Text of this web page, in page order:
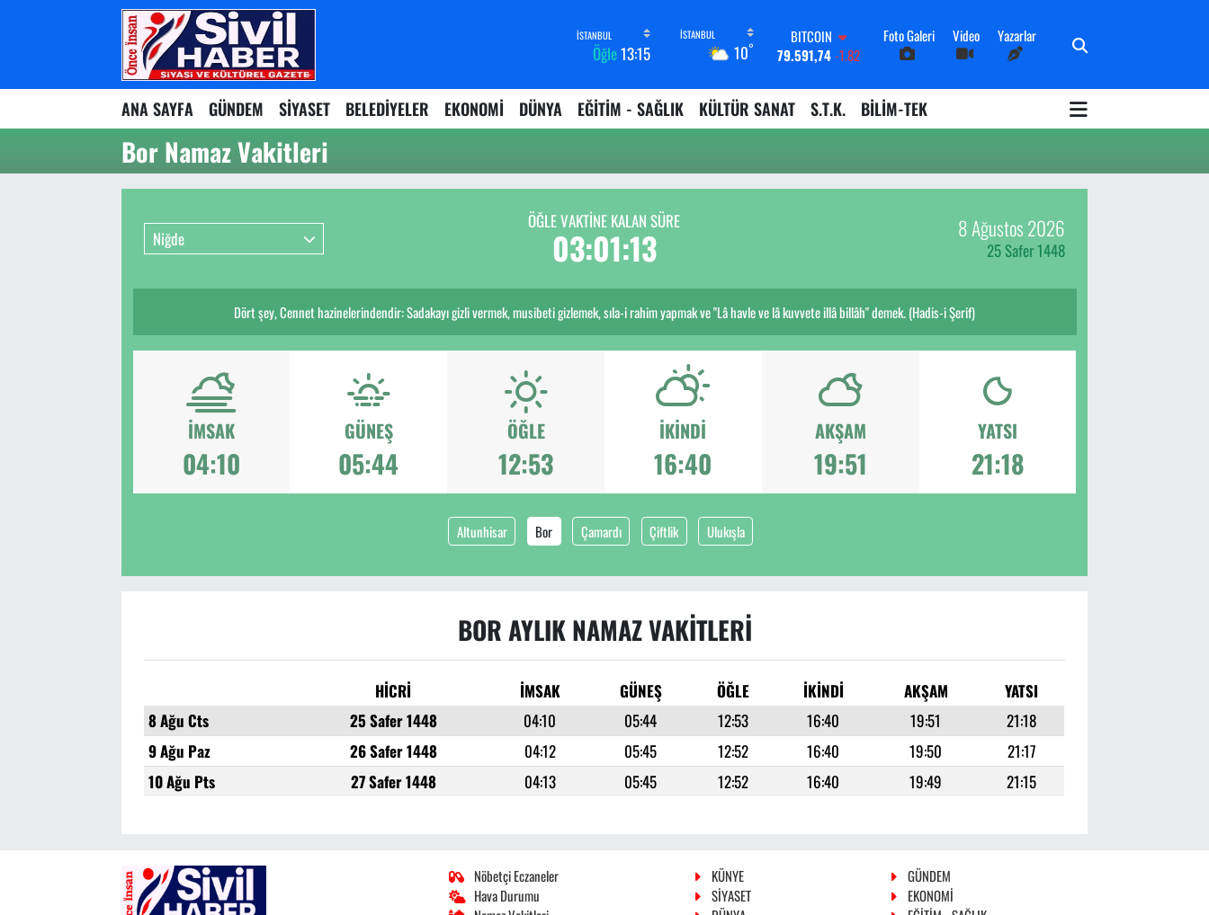
Öğle13:15 10°
BITCOIN
79.591,74-1.82
45,436200.02
EURO
53,386900.19
G.ALTIN
Foto Galeri Video Yazarlar
ANA SAYFA GÜNDEM SİYASET BELEDİYELER EKONOMİ DÜNYA EĞİTİM - SAĞLIK KÜLTÜR SANAT S.T.K. BİLİM-TEK
Bor Namaz Vakitleri
Niğde
ÖĞLE VAKTİNE KALAN SÜRE
03:01:13 8 Ağustos 2026
25 Safer 1448
Dört şey, Cennet hazinelerindendir: Sadakayı gizli vermek, musibeti gizlemek, sıla-i rahim yapmak ve "Lâ havle ve lâ kuvvete illâ billâh" demek. (Hadis-i Şerif)
İMSAK
04:10
GÜNEŞ
05:44
ÖĞLE
12:53
İKINDI
16:40
AKŞAM
19:51
YATSI
21:18
Altunhisar Bor Çamardı Çiftlik Ulukışla
BOR AYLIK NAMAZ VAKITLERI
HİCRİ İMSAK GÜNEŞ ÖĞLE İKINDI AKŞAM
YATSI
8 Ağu Cts
25 Safer 1448 04:10 05:44 12:53 16:40 19:51
21:18
9 Ağu Paz
26 Safer 1448 04:12 05:45 12:52 16:40 19:50
21:17
10 Ağu Pts
27 Safer 1448 04:13 05:45 12:52 16:40 19:49 21:15
Nöbetçi Eczaneler
Hava Durumu
KÜNYE
GÜNDEM
SİYASET
EKONOMİ
Nöbetçi Eczaneler
Hava Durumu
Namaz Vakitleri
Süper Lig Puan Durumu ve Fikstür
Son Dakika Haberleri